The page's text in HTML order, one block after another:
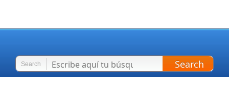
Search Search